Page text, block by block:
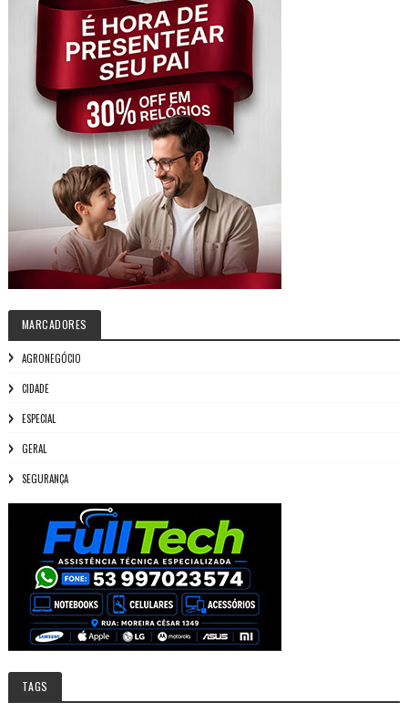
MARCADORES
AGRONEGÓCIO
CIDADE
ESPECIAL
GERAL
SEGURANÇA
TAGS